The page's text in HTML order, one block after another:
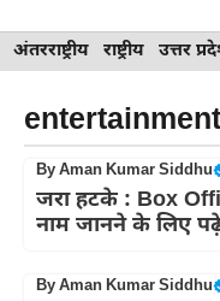
Skip
to
content
अंतरराष्ट्रीय राष्ट्रीय उत्तर
entertainment
ByAman Kumar Siddhu
जरा हटके : Box
नाम जानने के लिए
ByAman Kumar Siddhu